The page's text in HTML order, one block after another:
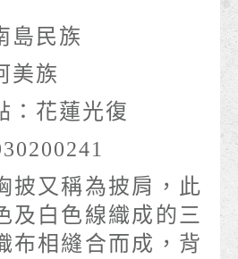
島民族
美族
花蓮光復
披又稱為披肩，此
及白色線織成的三
布相縫合而成，背